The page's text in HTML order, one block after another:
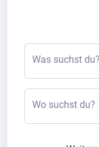
Was suchst du?
Wo suchst du?